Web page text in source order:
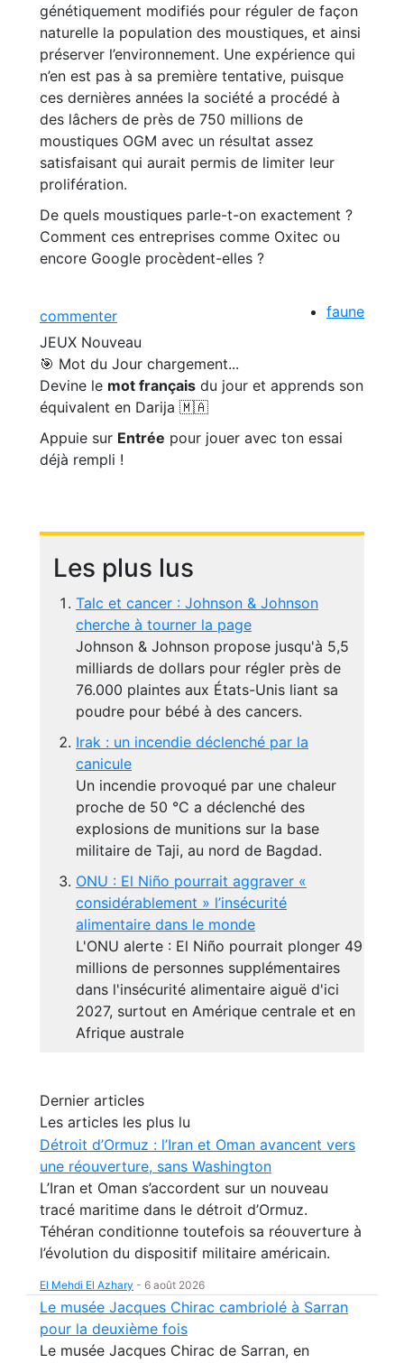
génétiquement modifiés pour réguler de façon
naturelle la population des moustiques, et ainsi
préserver l’environnement. Une expérience qui
n’en est pas à sa première tentative, puisque
ces dernières années la société a procédé à
des lâchers de près de 750 millions de
moustiques OGM avec un résultat assez
satisfaisant qui aurait permis de limiter leur
prolifération.
De quels moustiques parle-t-on exactement ?
Comment ces entreprises comme Oxitec ou
encore Google procèdent-elles ?
commenter
faune
JEUX Nouveau
🎯 Mot du Jour chargement...
Devine le mot français du jour et apprends son
équivalent en Darija 🇲🇦
Appuie sur Entrée pour jouer avec ton essai
déjà rempli !
Les plus lus
Talc et cancer : Johnson & Johnson
cherche à tourner la page
Johnson & Johnson propose jusqu'à 5,5
milliards de dollars pour régler près de
76.000 plaintes aux États-Unis liant sa
poudre pour bébé à des cancers.
Irak : un incendie déclenché par la
canicule
Un incendie provoqué par une chaleur
proche de 50 °C a déclenché des
explosions de munitions sur la base
militaire de Taji, au nord de Bagdad.
ONU : El Niño pourrait aggraver «
considérablement » l’insécurité
alimentaire dans le monde
L'ONU alerte : El Niño pourrait plonger 49
millions de personnes supplémentaires
dans l'insécurité alimentaire aiguë d'ici
2027, surtout en Amérique centrale et en
Afrique australe
Dernier articles
Les articles les plus lu
Détroit d’Ormuz : l’Iran et Oman avancent vers
une réouverture, sans Washington
L’Iran et Oman s’accordent sur un nouveau
tracé maritime dans le détroit d’Ormuz.
Téhéran conditionne toutefois sa réouverture à
l’évolution du dispositif militaire américain.
El Mehdi El Azhary - 6 août 2026
Le musée Jacques Chirac cambriolé à Sarran
pour la deuxième fois
Le musée Jacques Chirac de Sarran, en